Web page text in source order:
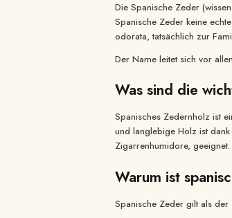
Die Spanische Zeder
Spanische Zeder keine
odorata, tatsächlich zur
Der Name leitet sich vor
Was sind die
Spanisches Zedernholz ist
und langlebige Holz ist
Zigarrenhumidore, geeignet.
Warum ist
Spanische Zeder gilt als